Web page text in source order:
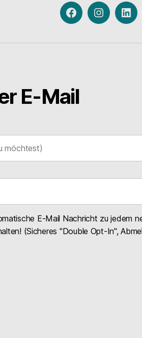
FacebookInstagram
E-Mail
E-Mail Nachricht zu jedem
(Sicheres "Double Opt-In",